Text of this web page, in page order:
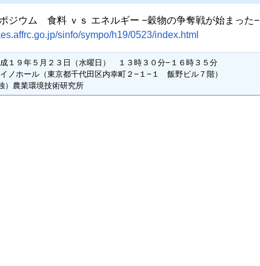
ジウム 食料 ｖｓ エネルギー −穀物の争奪戦が始まった−
sinfo/sympo/h19/0523/index.html
１９年５月２３日（水曜日）　１３時３０分−１６時３５分
ノホール（東京都千代田区内幸町２−１−１　飯野ビル７階）
）農業環境技術研究所